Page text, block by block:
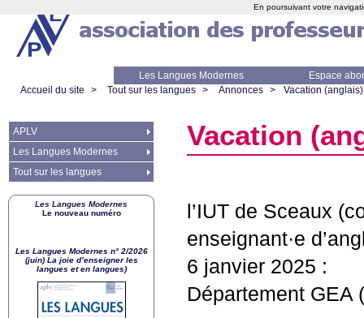
Les Langues Modernes
Espace
Accueil du site
> Tout sur les langues > Annonces > Vacation (anglais)
Vacation
l’IUT de Sceaux
enseignant·e
6 janvier 2025 :
Département GEA
APLV
Les Langues Modernes
Tout sur les langues
Les Langues Modernes
Le nouveau numéro
Les Langues Modernes n° 2/2026
(juin) La joie d’enseigner les
langues et en langues)
En poursuivant votre